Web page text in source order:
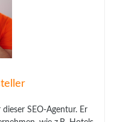
SEO-Agentur. Er